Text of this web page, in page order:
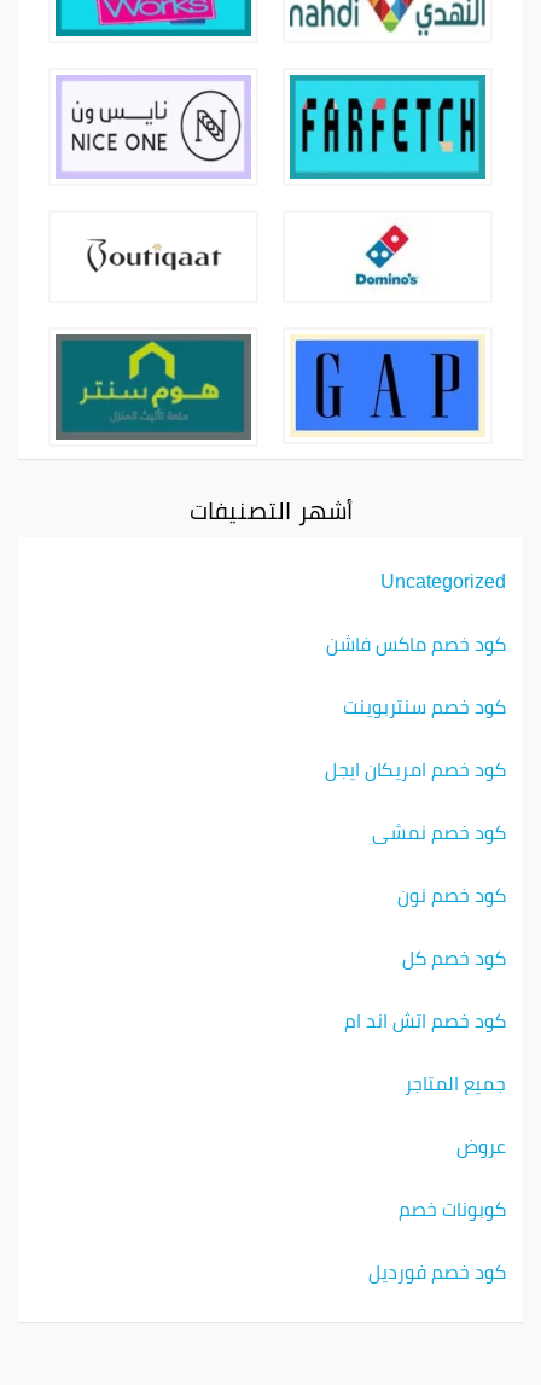
أشهر التصنيفات
Uncategorized
كود خصم ماكس فاشن
كود خصم سنتربوينت
كود خصم امريكان ايجل
كود خصم نمشي
كود خصم نون
كود خصم كل
كود خصم اتش اند ام
جميع المتاجر
عروض
كوبونات خصم
كود خصم فورديل